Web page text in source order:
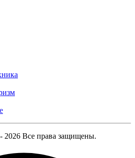
Все права защищены.